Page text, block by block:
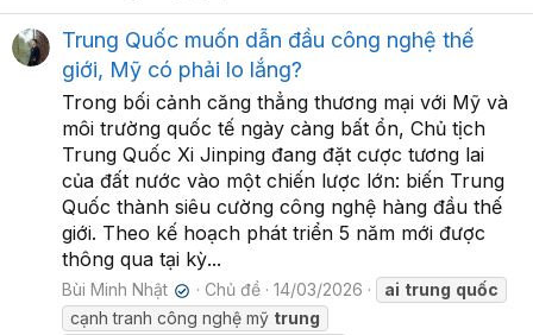
Trung Quốc muốn dẫn đầu công nghệ thế
giới, Mỹ có phải lo lắng?
Trong bối cảnh căng thẳng thương mại với Mỹ và
môi trường quốc tế ngày càng bất ổn, Chủ tịch
Trung Quốc Xi Jinping đang đặt cược tương lai
của đất nước vào một chiến lược lớn: biến Trung
Quốc thành siêu cường công nghệ hàng đầu thế
giới. Theo kế hoạch phát triển 5 năm mới được
thông qua tại kỳ...
Bùi Minh Nhật ✔ Chủ đề 14/03/2026 ai trung quốc
cạnh tranh công nghệ mỹ trung